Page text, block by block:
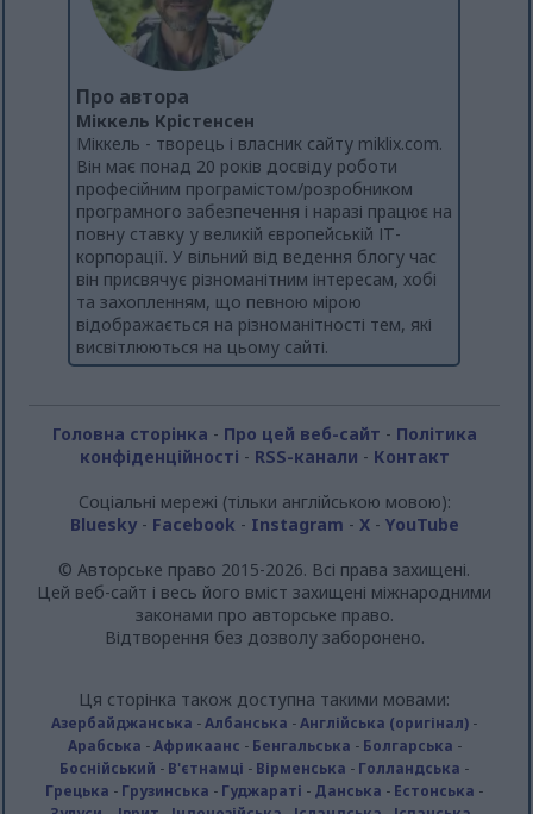
Про автора
Міккель Крістенсен
Міккель - творець і власник сайту miklix.com.
Він має понад 20 років досвіду роботи
професійним програмістом/розробником
програмного забезпечення і наразі працює на
повну ставку у великій європейській ІТ-
корпорації. У вільний від ведення блогу час
він присвячує різноманітним інтересам, хобі
та захопленням, що певною мірою
відображається на різноманітності тем, які
висвітлюються на цьому сайті.
Головна сторінка - Про цей веб-сайт - Політика
конфіденційності - RSS-канали - Контакт
Соціальні мережі (тільки англійською мовою):
Bluesky- Facebook - Instagram - X- YouTube
© Авторське право 2015-2026. Всі права захищені.
Цей веб-сайт і весь його вміст захищені міжнародними
законами про авторське право.
Відтворення без дозволу заборонено.
Ця сторінка також доступна такими мовами:
Азербайджанська -Албанська -Англійська (оригінал) -
Арабська -Африкаанс - Бенгальська - Болгарська -
Боснійський - В'єтнамці - Вірменська - Голландська -
Грецька - Грузинська - Гуджараті - Данська - Естонська -